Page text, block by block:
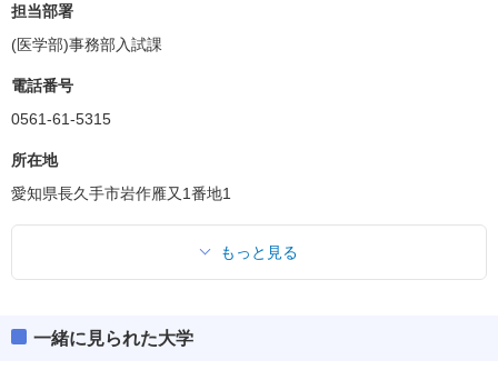
担当部署
(医学部)事務部入試課
電話番号
0561-61-5315
所在地
愛知県長久手市岩作雁又1番地1
もっと見る
一緒に見られた大学